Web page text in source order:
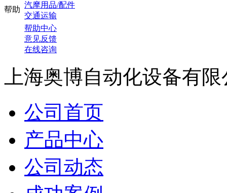
汽摩用品/配件
交通运输
帮助
帮助中心
意见反馈
在线咨询
上海奥博自动化设备有
公司首页
产品中心
公司动态